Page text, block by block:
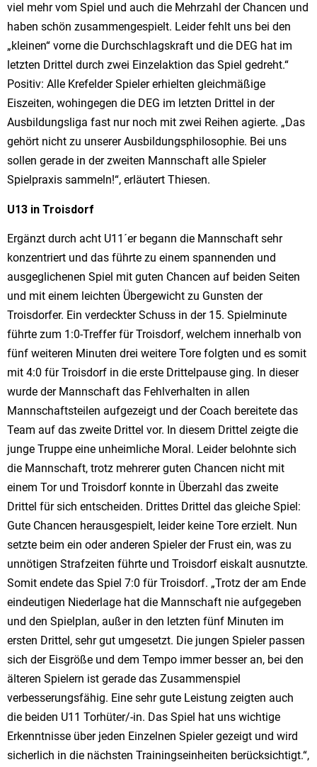
viel mehr vom Spiel und auch die Mehrzahl der Chancen und
haben schön zusammengespielt. Leider fehlt uns bei den
„kleinen“ vorne die Durchschlagskraft und die DEG hat im
letzten Drittel durch zwei Einzelaktion das Spiel gedreht.“
Positiv: Alle Krefelder Spieler erhielten gleichmäßige
Eiszeiten, wohingegen die DEG im letzten Drittel in der
Ausbildungsliga fast nur noch mit zwei Reihen agierte. „Das
gehört nicht zu unserer Ausbildungsphilosophie. Bei uns
sollen gerade in der zweiten Mannschaft alle Spieler
Spielpraxis sammeln!“, erläutert Thiesen.
U13 in Troisdorf
Ergänzt durch acht U11´er begann die Mannschaft sehr
konzentriert und das führte zu einem spannenden und
ausgeglichenen Spiel mit guten Chancen auf beiden Seiten
und mit einem leichten Übergewicht zu Gunsten der
Troisdorfer. Ein verdeckter Schuss in der 15. Spielminute
führte zum 1:0-Treffer für Troisdorf, welchem innerhalb von
fünf weiteren Minuten drei weitere Tore folgten und es somit
mit 4:0 für Troisdorf in die erste Drittelpause ging. In dieser
wurde der Mannschaft das Fehlverhalten in allen
Mannschaftsteilen aufgezeigt und der Coach bereitete das
Team auf das zweite Drittel vor. In diesem Drittel zeigte die
junge Truppe eine unheimliche Moral. Leider belohnte sich
die Mannschaft, trotz mehrerer guten Chancen nicht mit
einem Tor und Troisdorf konnte in Überzahl das zweite
Drittel für sich entscheiden. Drittes Drittel das gleiche Spiel:
Gute Chancen herausgespielt, leider keine Tore erzielt. Nun
setzte beim ein oder anderen Spieler der Frust ein, was zu
unnötigen Strafzeiten führte und Troisdorf eiskalt ausnutzte.
Somit endete das Spiel 7:0 für Troisdorf. „Trotz der am Ende
eindeutigen Niederlage hat die Mannschaft nie aufgegeben
und den Spielplan, außer in den letzten fünf Minuten im
ersten Drittel, sehr gut umgesetzt. Die jungen Spieler passen
sich der Eisgröße und dem Tempo immer besser an, bei den
älteren Spielern ist gerade das Zusammenspiel
verbesserungsfähig. Eine sehr gute Leistung zeigten auch
die beiden U11 Torhüter/-in. Das Spiel hat uns wichtige
Erkenntnisse über jeden Einzelnen Spieler gezeigt und wird
sicherlich in die nächsten Trainingseinheiten berücksichtigt.“,